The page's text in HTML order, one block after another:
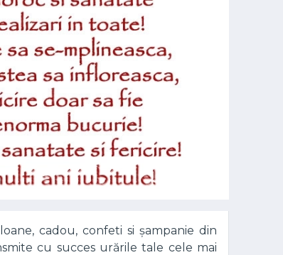
cadou, confeti si șampanie din
cu succes urările tale cele mai